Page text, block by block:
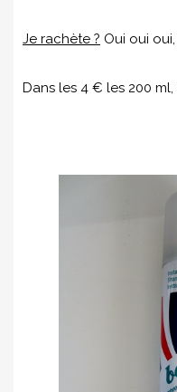
Je rachète ? Oui oui oui,
Dans les 4 € les 200